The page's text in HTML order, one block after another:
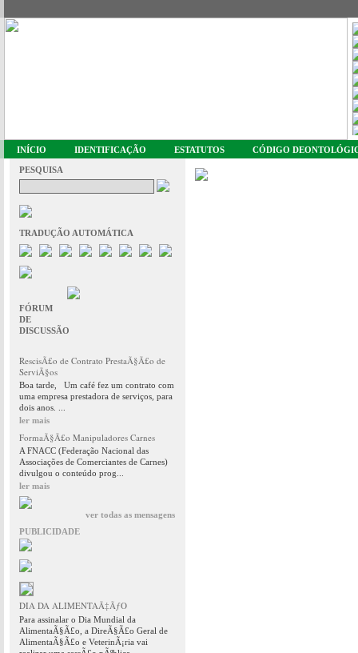
INÍCIO IDENTIFICAÇÃO ESTATUTOS CÓDIGO
PESQUISA
TRADUÇÃO AUTOMÁTICA
FÓRUM
DE
DISCUSSÃO
RescisÃ£o de Contrato PrestaÃ§Ã£o de
ServiÃ§os
Boa tarde, Um café fez um contrato com
uma empresa prestadora de serviços, para
dois anos. ...
ler mais
FormaÃ§Ã£o Manipuladores Carnes
A FNACC (Federação Nacional das
Associações de Comerciantes de Carnes)
divulgou o conteúdo prog...
ler mais
ver todas as mensagens
PUBLICIDADE
DIA DA ALIMENTAÃ‡ÃƒO
Para assinalar o Dia Mundial da
AlimentaÃ§Ã£o, a DireÃ§Ã£o Geral de
AlimentaÃ§Ã£o e VeterinÃ¡ria vai